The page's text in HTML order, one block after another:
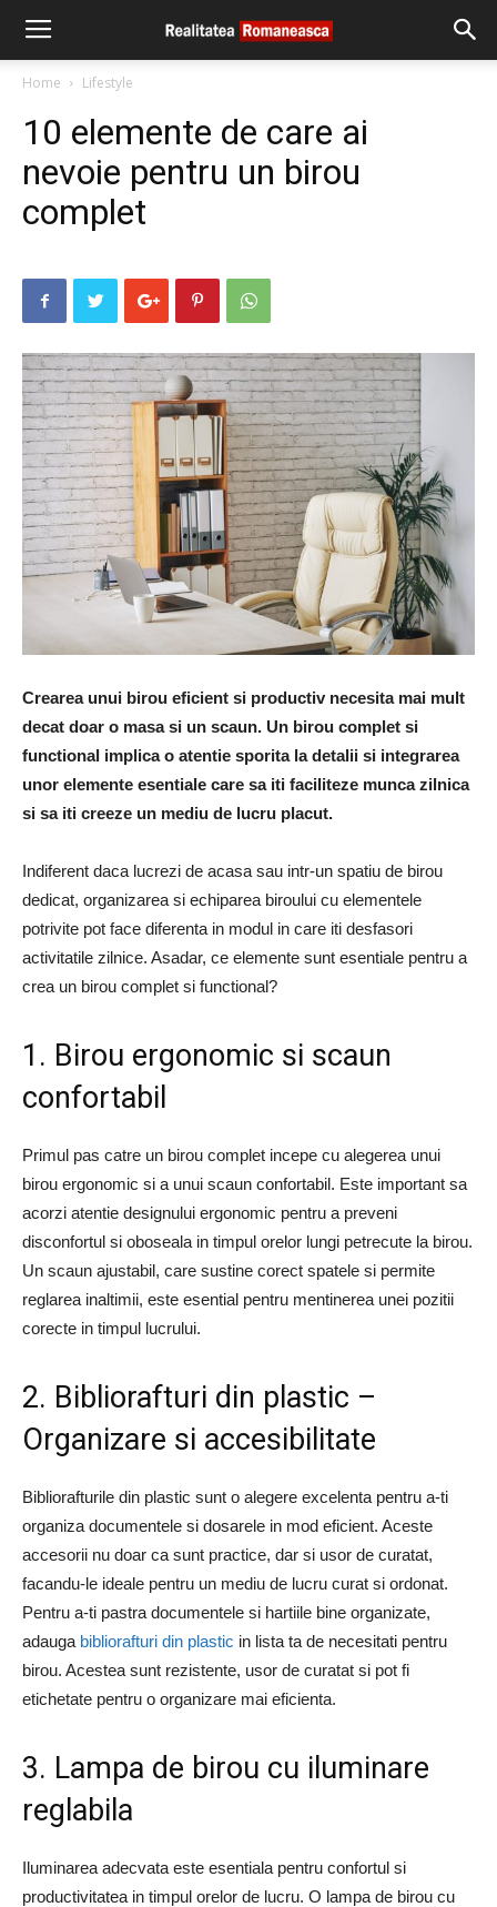
Home Lifestyle
10 elemente de care ai
nevoie pentru un birou
complet
Crearea unui birou eficient si productiv necesita mai mult
decat doar o masa si un scaun. Un birou complet si
functional implica o atentie sporita la detalii si integrarea
unor elemente esentiale care sa iti faciliteze munca zilnica
si sa iti creeze un mediu de lucru placut.
Indiferent daca lucrezi de acasa sau intr-un spatiu de birou
dedicat, organizarea si echiparea biroului cu elementele
potrivite pot face diferenta in modul in care iti desfasori
activitatile zilnice. Asadar, ce elemente sunt esentiale pentru a
crea un birou complet si functional?
1. Birou ergonomic si scaun
confortabil
Primul pas catre un birou complet incepe cu alegerea unui
birou ergonomic si a unui scaun confortabil. Este important sa
acorzi atentie designului ergonomic pentru a preveni
disconfortul si oboseala in timpul orelor lungi petrecute la birou.
Un scaun ajustabil, care sustine corect spatele si permite
reglarea inaltimii, este esential pentru mentinerea unei pozitii
corecte in timpul lucrului.
2. Bibliorafturi din plastic –
Organizare si accesibilitate
Bibliorafturile din plastic sunt o alegere excelenta pentru a-ti
organiza documentele si dosarele in mod eficient. Aceste
accesorii nu doar ca sunt practice, dar si usor de curatat,
facandu-le ideale pentru un mediu de lucru curat si ordonat.
Pentru a-ti pastra documentele si hartiile bine organizate,
adauga bibliorafturi din plastic in lista ta de necesitati pentru
birou. Acestea sunt rezistente, usor de curatat si pot fi
etichetate pentru o organizare mai eficienta.
3. Lampa de birou cu iluminare
reglabila
Iluminarea adecvata este esentiala pentru confortul si
productivitatea in timpul orelor de lucru. O lampa de birou cu